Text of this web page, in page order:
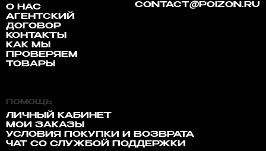
О НАС
АГЕНТСКИЙ
ДОГОВОР
КОНТАКТЫ
КАК МЫ
ПРОВЕРЯЕМ
ТОВАРЫ
CONTACT@POIZON.RU
ПОМОЩЬ
ЛИЧНЫЙ КАБИНЕТ
МОИ ЗАКАЗЫ
УСЛОВИЯ ПОКУПКИ И ВОЗВРАТА
ЧАТ СО СЛУЖБОЙ ПОДДЕРЖКИ